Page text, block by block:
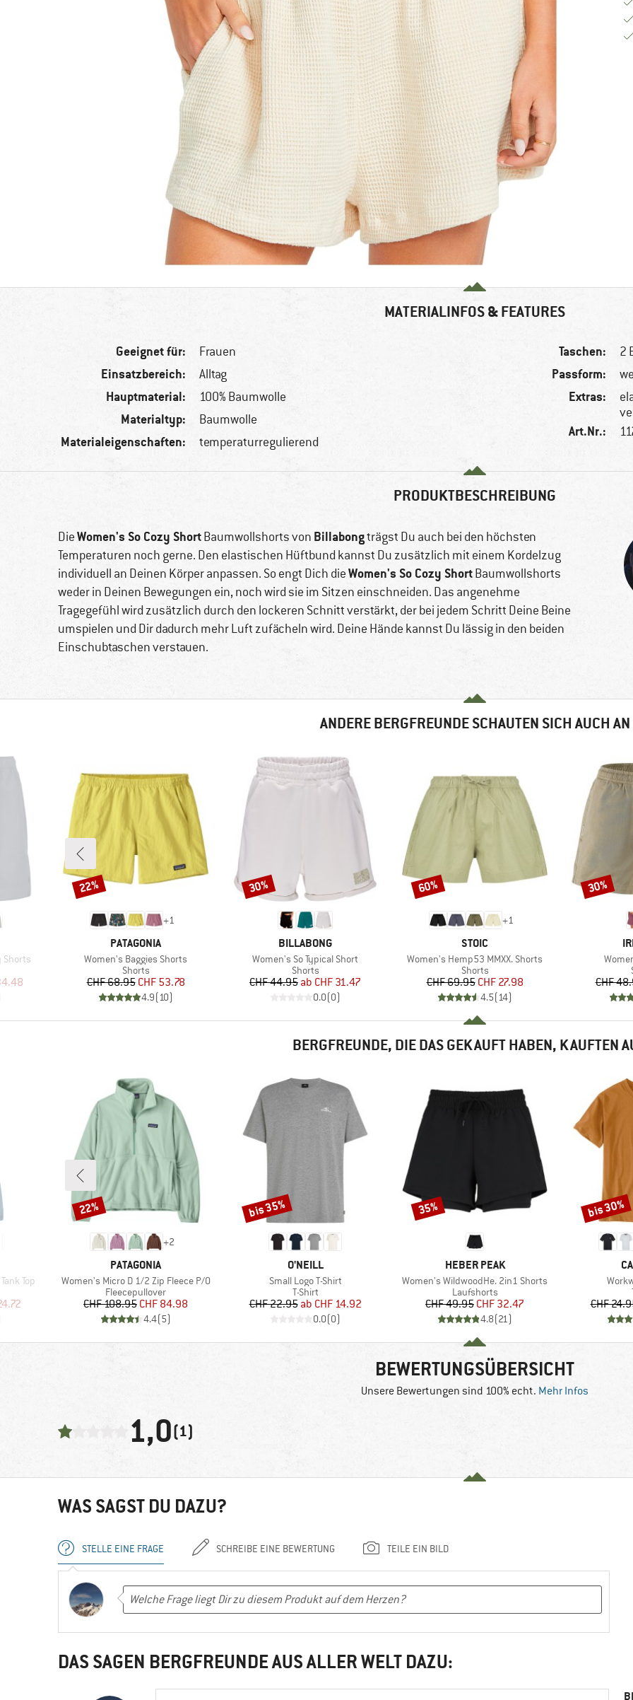
MATERIALINFOS & FEATURES
Geeignet für: Frauen
Einsatzbereich: Alltag
Hauptmaterial: 100% Baumwolle
Materialtyp: Baumwolle
Materialeigenschaften: temperaturregulierend
Taschen: 2
Passform:
Extras:
Art.Nr.:
PRODUKTBESCHREIBUNG
DieWomen's So Cozy ShortBaumwollshorts von Billabongträgst Du auch bei den höchsten
Temperaturen noch gerne. Den elastischen Hüftbund kannst Du zusätzlich mit einem Kordelzug
individuell an Deinen Körper anpassen. So engt Dich dieWomen's So Cozy ShortBaumwollshorts
weder in Deinen Bewegungen ein, noch wird sie im Sitzen einschneiden. Das angenehme
Tragegefühl wird zusätzlich durch den lockeren Schnitt verstärkt, der bei jedem Schritt Deine Beine
umspielen und Dir dadurch mehr Luft zufächeln wird. Deine Hände kannst Du lässig in den beiden
Einschubtaschen verstauen.
ANDERE BERGFREUNDE SCHAUTEN SICH AUCH AN
Shorts
Preis
+1
MARKE
PATAGONIA
Artikel
Women's Baggies Shorts
Produktgruppe
Shorts
Preis
CHF 68.95reduzierter Preis
CHF 53.78
4.9(10)
Rabatt
22%
MARKE
BILLABONG
Artikel
Women's So Typical Short
Produktgruppe
Shorts
Preis
CHF 44.95 reduzierter Preis
ab CHF 31.47
0.0(0)
Rabatt
30%
+1
MARKE
STOIC
Artikel
Women's Hemp53 MMXX. Shorts
Produktgruppe
Shorts
Preis
CHF 69.95reduzierter Preis
CHF 27.98
4.5(14)
Rabatt
60%
Artikel
CHF
Rabatt
30%
BERGFREUNDE, DIE DAS GEKAUFT HABEN, KAUFTEN
Top
Preis
+2
MARKE
PATAGONIA
Artikel
Women's Micro D 1/2 Zip Fleece P/O
Produktgruppe
Fleecepullover
Preis
CHF 108.95reduzierter Preis
CHF 84.98
4.4(5)
Rabatt
22%
MARKE
O'NEILL
Artikel
Small Logo T-Shirt
Produktgruppe
T-Shirt
Preis
CHF 22.95 reduzierter Preis
ab CHF 14.92
0.0(0)
Rabatt
bis 35%
MARKE
HEBER PEAK
Artikel
Women's WildwoodHe. 2in1 Shorts
Produktgruppe
Laufshorts
Preis
CHF 49.95reduzierter Preis
CHF 32.47
4.8(21)
Rabatt
35%
Artikel
CHF
Rabatt
bis 30%
BEWERTUNGSÜBERSICHT
Unsere Bewertungen sind 100% echt. Mehr Infos
1,0(1)
WAS SAGST DU DAZU?
STELLE EINE FRAGE SCHREIBE EINE BEWERTUNG TEILE EIN BILD
DAS SAGEN BERGFREUNDE AUS ALLER WELT DAZU: